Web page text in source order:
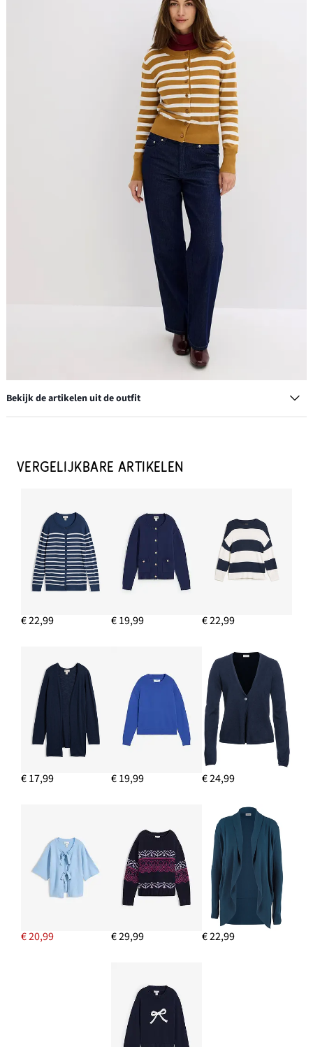
Bekijk de artikelen uit de outfit
€ 27,99
Enkellaarsjes
€ 39,99-9%
IN WINKELMANDJE
Coltrui van katoen
IN WINKELMANDJE
VERGELIJKBARE ARTIKELEN
€ 22,99 € 19,99 € 22,99
€ 17,99 € 19,99 € 24,99
€ 20,99 € 29,99 € 22,99